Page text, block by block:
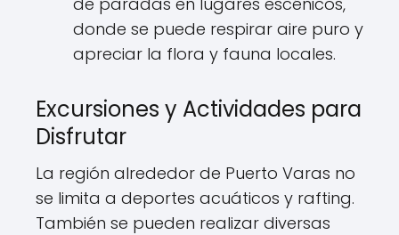
donde se puede respirar aire puro y
apreciar la flora y fauna locales.
Excursiones y Actividades para
Disfrutar
La región alrededor de Puerto Varas no
se limita a deportes acuáticos y rafting.
También se pueden realizar diversas